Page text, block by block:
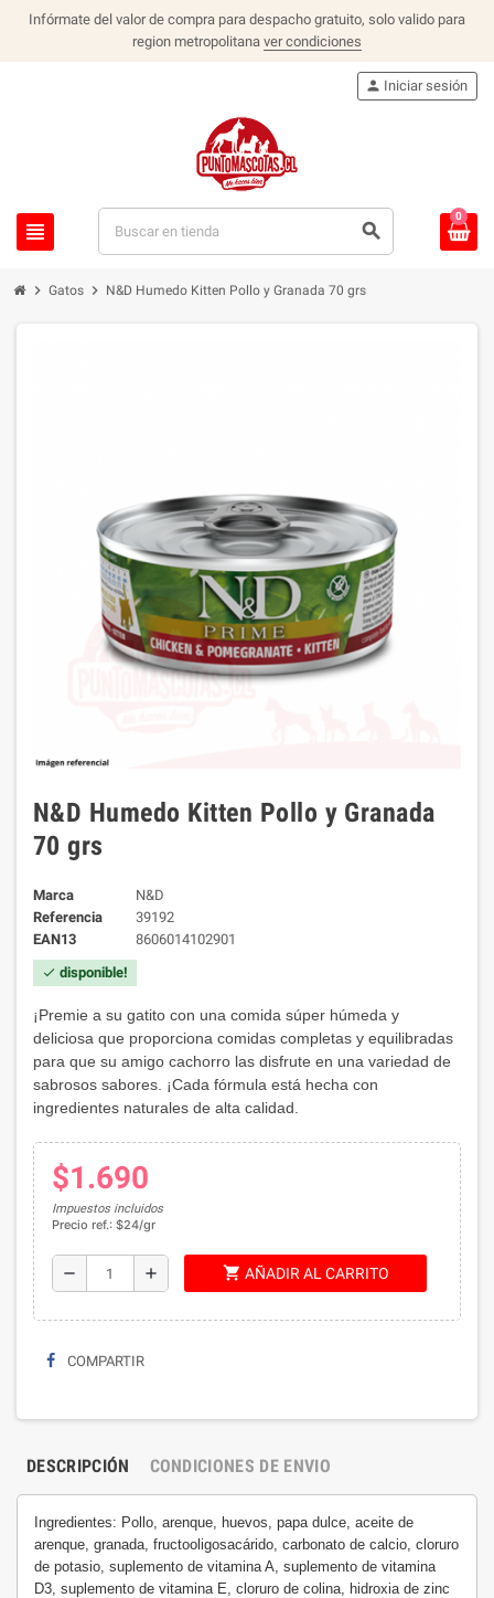
Infórmate del valor de compra para despacho gratuito, solo valido para
region metropolitana ver condiciones
view_headline search
person Iniciar sesión
0
chevron_right Gatos chevron_right N&D Humedo Kitten Pollo y Granada 70 grs
N&D Humedo Kitten Pollo y Granada
70 grs
Marca
N&D
Referencia
39192
EAN13
8606014102901
check disponible!
¡Premie a su gatito con una comida súper húmeda y
deliciosa que proporciona comidas completas y equilibradas
para que su amigo cachorro las disfrute en una variedad de
sabrosos sabores. ¡Cada fórmula está hecha con
ingredientes naturales de alta calidad.
$1.690
Impuestos incluidos
Precio ref.: $24/gr
remove add shopping_cart AÑADIR AL CARRITO
COMPARTIR
DESCRIPCIÓN CONDICIONES DE ENVIO
Ingredientes: Pollo, arenque, huevos, papa dulce, aceite de
arenque, granada, fructooligosacárido, carbonato de calcio, cloruro
de potasio, suplemento de vitamina A, suplemento de vitamina
D3, suplemento de vitamina E, cloruro de colina, hidroxia de zinc